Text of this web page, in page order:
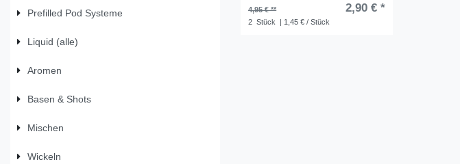
Prefilled Pod Systeme
Liquid (alle)
Aromen
Basen & Shots
Mischen
Wickeln
4,95 € ** 2,90 € *
2 Stück | 1,45 € / Stück